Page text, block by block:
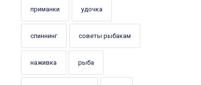
приманки удочка
спиннинг советы рыбакам
наживка рыба